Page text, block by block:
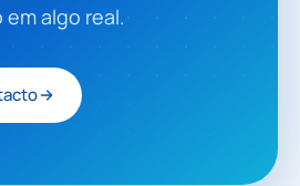
algo real.